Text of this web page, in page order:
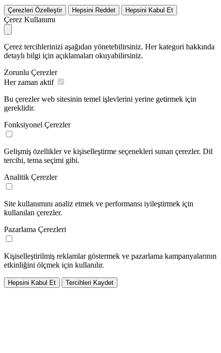
Çerezleri Özelleştir Hepsini Reddet Hepsini Kabul Et
Çerez Kullanımı
Çerez tercihlerinizi aşağıdan yönetebilirsiniz. Her kategori hakkında
detaylı bilgi için açıklamaları okuyabilirsiniz.
Zorunlu Çerezler
Her zaman aktif
Bu çerezler web sitesinin temel işlevlerini yerine getirmek için
gereklidir.
Fonksiyonel Çerezler
Gelişmiş özellikler ve kişiselleştirme seçenekleri sunan çerezler. Dil
tercihi, tema seçimi gibi.
Analitik Çerezler
Site kullanımını analiz etmek ve performansı iyileştirmek için
kullanılan çerezler.
Pazarlama Çerezleri
Kişiselleştirilmiş reklamlar göstermek ve pazarlama kampanyalarının
etkinliğini ölçmek için kullanılır.
Hepsini Kabul Et Tercihleri Kaydet